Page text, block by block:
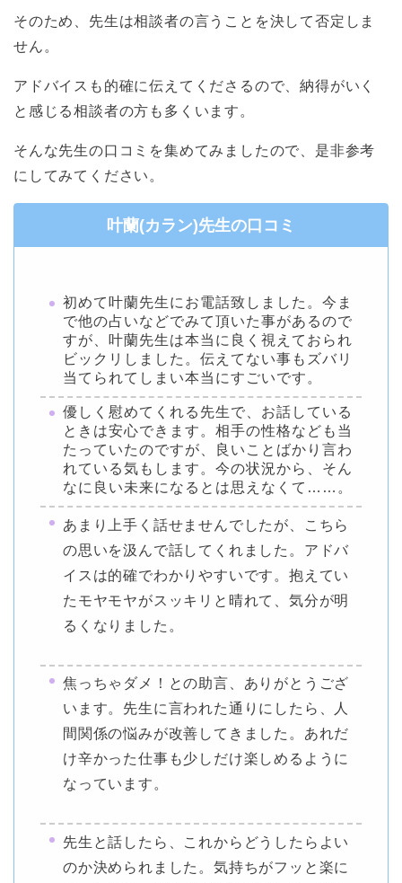
そのため、先生は相談者の言うことを決して否定しま
せん。
アドバイスも的確に伝えてくださるので、納得がいく
と感じる相談者の方も多くいます。
そんな先生の口コミを集めてみましたので、是非参考
にしてみてください。
叶蘭(カラン)先生の口コミ
初めて叶蘭先生にお電話致しました。今ま
で他の占いなどでみて頂いた事があるので
すが、叶蘭先生は本当に良く視えておられ
ビックリしました。伝えてない事もズバリ
当てられてしまい本当にすごいです。
優しく慰めてくれる先生で、お話している
ときは安心できます。相手の性格なども当
たっていたのですが、良いことばかり言わ
れている気もします。今の状況から、そん
なに良い未来になるとは思えなくて……。
あまり上手く話せませんでしたが、こちら
の思いを汲んで話してくれました。アドバ
イスは的確でわかりやすいです。抱えてい
たモヤモヤがスッキリと晴れて、気分が明
るくなりました。
焦っちゃダメ！との助言、ありがとうござ
います。先生に言われた通りにしたら、人
間関係の悩みが改善してきました。あれだ
け辛かった仕事も少しだけ楽しめるように
なっています。
先生と話したら、これからどうしたらよい
のか決められました。気持ちがフッと楽に